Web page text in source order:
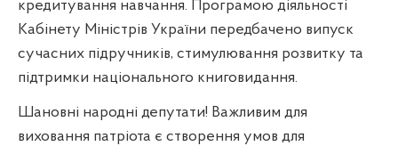
кредитування навчання. Програмою діяльності
Кабінету Міністрів України передбачено випуск
сучасних підручників, стимулювання розвитку та
підтримки національного книговидання.
Шановні народні депутати! Важливим для
виховання патріота є створення умов для